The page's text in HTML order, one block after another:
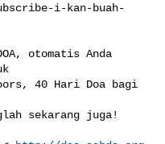
i-kan-buah-
otomatis Anda
40 Hari Doa bagi
sekarang juga!